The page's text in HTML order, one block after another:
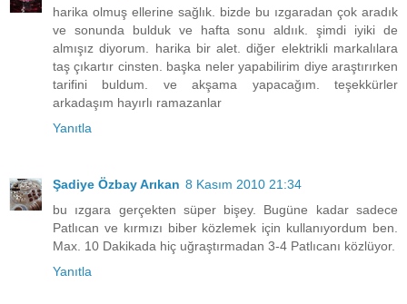
harika olmuş ellerine sağlık. bizde bu ızgaradan çok aradık
ve sonunda bulduk ve hafta sonu aldıık. şimdi iyiki de
almışız diyorum. harika bir alet. diğer elektrikli markalılara
taş çıkartır cinsten. başka neler yapabilirim diye araştırırken
tarifini buldum. ve akşama yapacağım. teşekkürler
arkadaşım hayırlı ramazanlar
Yanıtla
Şadiye Özbay Arıkan 8 Kasım 2010 21:34
bu ızgara gerçekten süper bişey. Bugüne kadar sadece
Patlıcan ve kırmızı biber közlemek için kullanıyordum ben.
Max. 10 Dakikada hiç uğraştırmadan 3-4 Patlıcanı közlüyor.
Yanıtla